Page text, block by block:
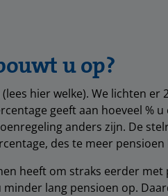
u op?
hier welke). We lichten er
geeft aan hoeveel % u
anders zijn. De
des te meer
heeft om straks eerder met
lang pensioen op.